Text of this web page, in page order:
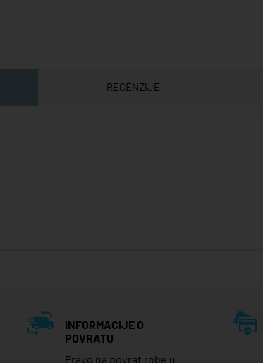
RECENZIJE
INFORMACIJE O
POVRATU
Pravo na povrat robe u